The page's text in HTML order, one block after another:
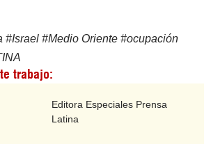
#Israel #Medio Oriente #ocupación
trabajo:
Editora Especiales Prensa
Latina